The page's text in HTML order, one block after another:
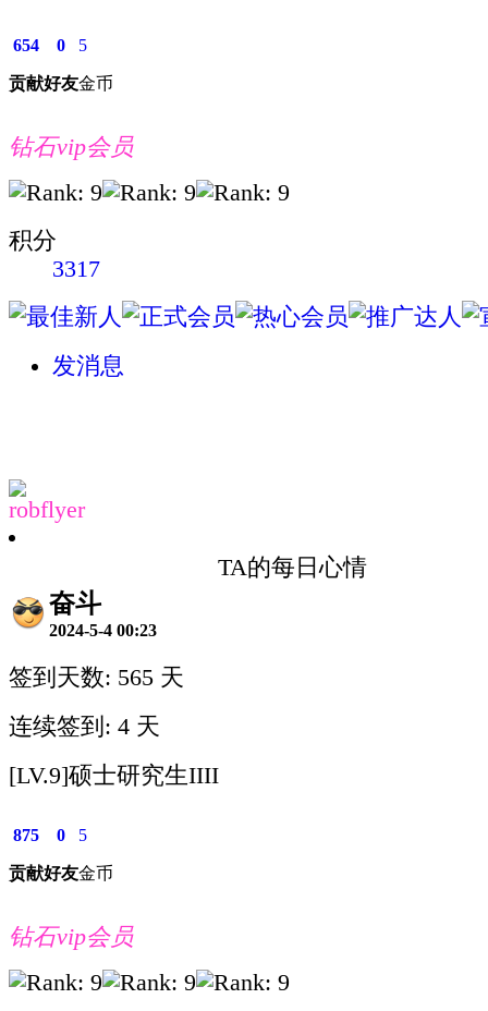
654
贡献
0
好友
5
金币
钻石vip会员
积分
3317
发消息
robflyer
TA的每日心情
奋斗
2024-5-4 00:23
签到天数: 565 天
连续签到: 4 天
[LV.9]硕士研究生IIII
875
贡献
0
好友
5
金币
钻石vip会员